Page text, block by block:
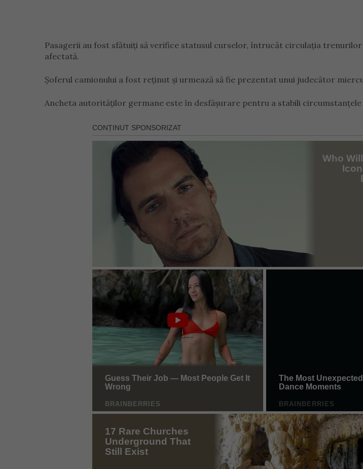
Pasagerii au fost sfătuiți să verifice statusul curselor, întrucât circulația
afectată.
Șoferul camionului a fost reținut și urmează să fie prezentat unui judecător
Ancheta autorităților germane este în desfășurare pentru a stabili circumstanțele